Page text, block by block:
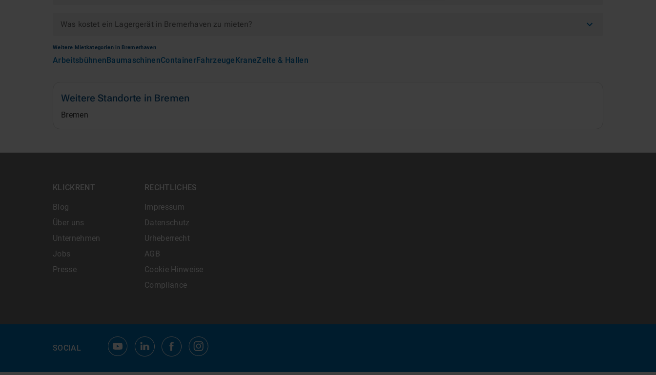
Was kostet ein Lagergerät in Bremerhaven zu mieten?
Weitere Mietkategorien in Bremerhaven
ArbeitsbühnenBaumaschinenContainerFahrzeugeKraneZelte & Hallen
Weitere Standorte in Bremen
Bremen
KLICKRENT
Blog
Über uns
Unternehmen
Jobs
Presse
RECHTLICHES
Impressum
Datenschutz
Urheberrecht
AGB
Cookie Hinweise
Compliance
SOCIAL